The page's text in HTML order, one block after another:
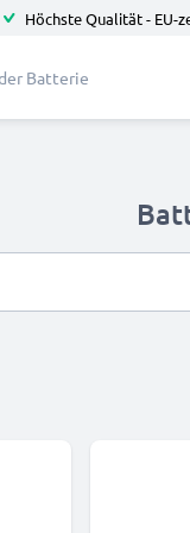
Höchste Qualität - EU-